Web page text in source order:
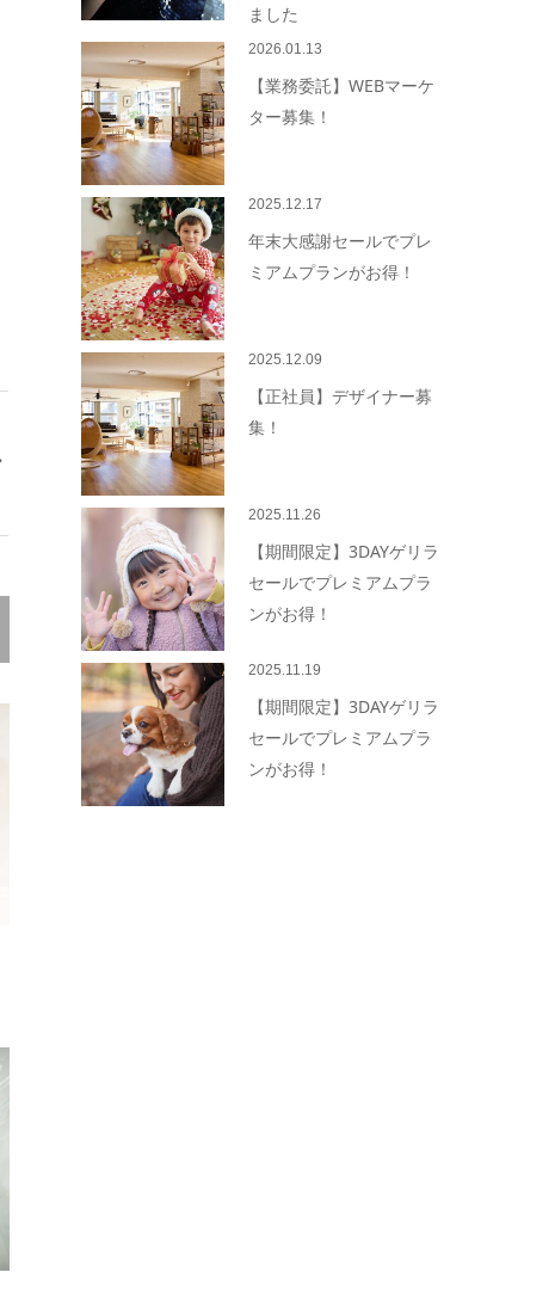
ました
2026.01.13
【業務委託】WEBマーケ
ター募集！
2025.12.17
年末大感謝セールでプレ
ミアムプランがお得！
2025.12.09
【正社員】デザイナー募
集！
2025.11.26
【期間限定】3DAYゲリラ
セールでプレミアムプラ
ンがお得！
2025.11.19
【期間限定】3DAYゲリラ
セールでプレミアムプラ
ンがお得！